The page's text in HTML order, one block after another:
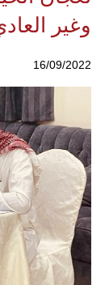
وغير العادي
16/09/2022